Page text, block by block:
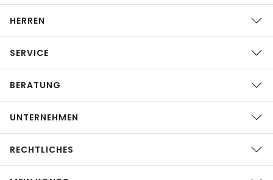
HERREN
SERVICE
BERATUNG
UNTERNEHMEN
RECHTLICHES